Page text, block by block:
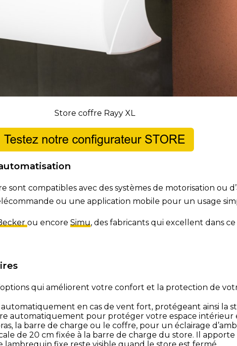
Store coffre Rayy XL
sont compatibles avec des systèmes de motorisation ou
ou une application mobile pour un usage
ou encore Simu, des fabricants qui excellent dans
qui améliorent votre confort et la protection de
en cas de vent fort, protégeant ainsi la
automatiquement pour protéger votre espace intérieur
la barre de charge ou le coffre, pour un éclairage
de 20 cm fixée à la barre de charge du store. Il
lambrequin fixe reste visible quand le store est fermé